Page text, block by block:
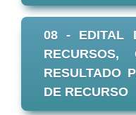
08 - EDITAL
RECURSOS,
RESULTADO
DE RECURSO